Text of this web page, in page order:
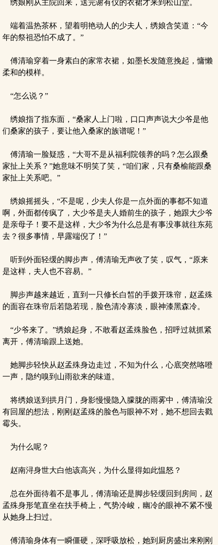
绣娘刚从主院回来，送完谢有仪的衣裙才来到松山堂。
端着温热茶杯，望着明艳动人的少夫人，绣娘含笑道：“今
年的祭祖恐怕不成了。”
傅清瑜穿着一身素白的家常衣裙，如墨长发随意挽起，慵懒
柔和的模样。
“怎么说？”
绣娘指了指东面，“桑家人上门啦，口口声声说大少爷是他
们桑家的孩子，要让他入桑家的族谱呢！”
傅清瑜一脸疑惑，“大哥不是从福利院领养的吗？怎么跟桑
家扯上关系？”她意味不明笑了笑，“咱们家，只有桑榆能跟桑
家扯上关系吧。”
绣娘摇摇头，“不是呢，少夫人你是一点外面的事都不知道
啊，外面都传疯了，大少爷是夫人婚前生的孩子，她跟大少爷
是亲母子！要不是这样，大少爷为什么总是有事没事就往东苑
去？很多事情，早露端倪了！”
听到外面轻缓的脚步声，傅清瑜无声收了笑，叹气，“原来
是这样，夫人也不容易。”
脚步声越来越近，直到一只修长白皙的手拨开珠帘，赵孟殊
的面容在珠帘后若隐若现，脸色清冷寡淡，眼神漆黑森冷。
“少爷来了。”绣娘起身，不敢看赵孟殊脸色，招呼过就抓紧
离开，傅清瑜跟上送她。
她脚步轻快从赵孟殊身边走过，不知为什么，心底突然咯噔
一声，隐约嗅到山雨欲来的味道。
将绣娘送到拱月门，身影慢慢隐入朦胧的雨雾中，傅清瑜没
有回屋的想法，刚刚赵孟殊的脸色与眼神不对，她不想回去戳
霉头。
为什么呢？
赵南浔身世大白他该高兴，为什么显得如此愠怒？
总在外面待着不是事儿，傅清瑜还是脚步轻缓回到房间，赵
孟殊身形笔直坐在扶手椅上，气势冷峻，幽冷的眼神不紧不慢
从她身上扫过。
傅清瑜身体有一瞬僵硬，深呼吸放松，她到厨房盛出来刚刚